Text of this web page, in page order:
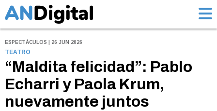
ESPECTÁCULOS | 26 JUN 2026
TEATRO
“Maldita felicidad”: Pablo
Echarri y Paola Krum,
nuevamente juntos